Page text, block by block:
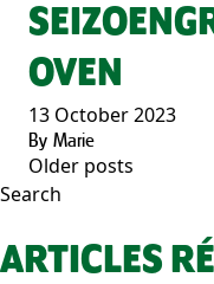
OVEN
13 October 2023
By Marie
POSTS
Older posts
Search
ARTICLES